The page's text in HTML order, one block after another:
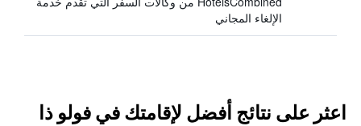
الإلغاء المجاني
اعثر على نتائج أفضل لإقامتك في فولو ذا